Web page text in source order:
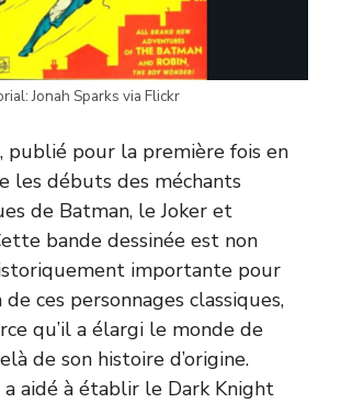
Jonah Sparks via Flickr
publié pour la première fois en
les débuts des méchants
de Batman, le Joker et
bande dessinée est non
importante pour
ces personnages classiques,
qu’il a élargi le monde de
de son histoire d’origine.
a aidé à établir le Dark Knight